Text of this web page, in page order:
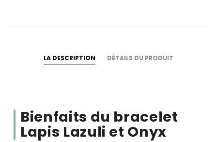
LA DESCRIPTION DÉTAILS DU PRODUIT
Bienfaits du bracelet
Lapis Lazuli et Onyx